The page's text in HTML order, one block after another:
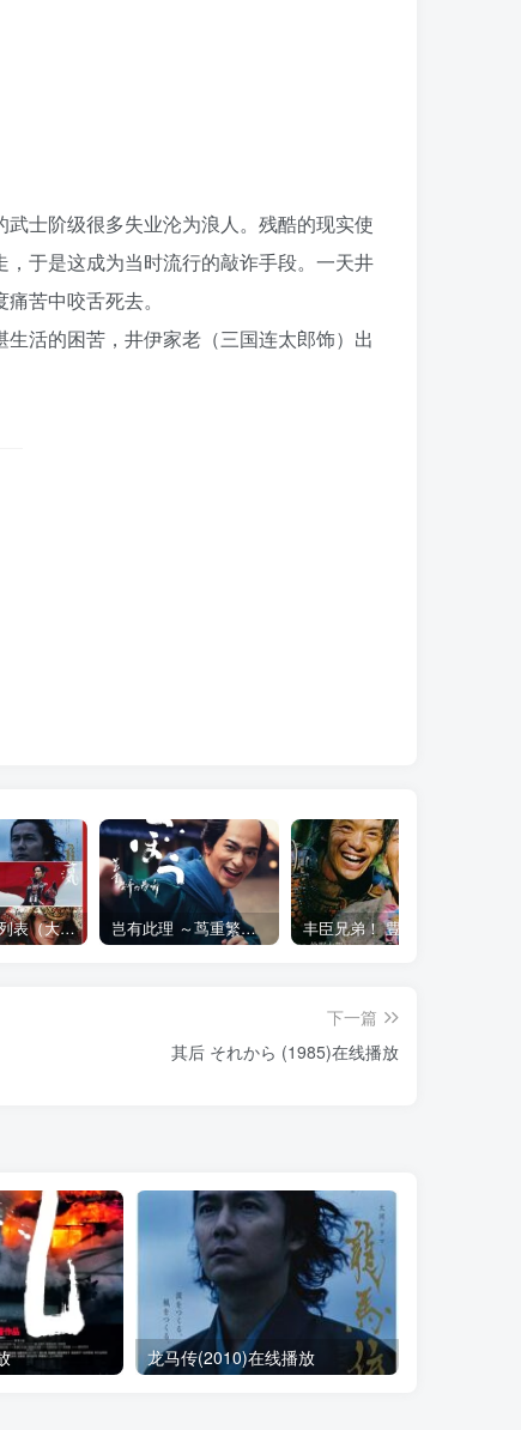
士阶级很多失业沦为浪人。残酷的现实使
于是这成为当时流行的敲诈手段。一天井
苦中咬舌死去。
活的困苦，井伊家老（三国连太郎饰）出
大河剧目录列表（大河剧资源以本目录为准） 岂有此理 ～茑重繁华如梦故事～ べらぼう ～蔦重栄華乃夢噺～ (2025)
下一篇
其后 それから (1985)在线播放
龙马传(2010)在线播放